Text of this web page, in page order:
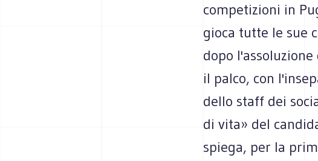
competizioni in
gioca tutte le sue
dopo
il palco, con
dello staff dei
di vita» del
spiega, per la